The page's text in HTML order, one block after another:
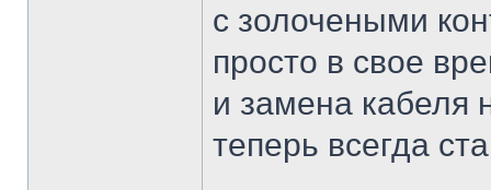
с золочеными
просто в свое
и замена кабеля
теперь всегда